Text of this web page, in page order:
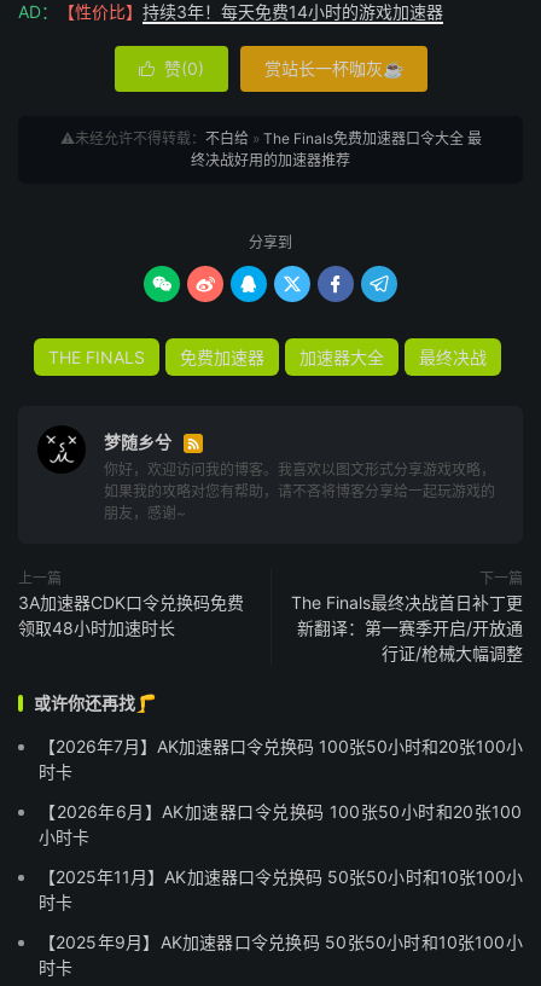
AD： 【性价比】 持续3年！每天免费14小时的游戏加速器
 赞(0) 赏站长一杯咖灰☕
⚠️未经允许不得转载： 不白给» The Finals免费加速器口令大全 最
终决战好用的加速器推荐
分享到
     
THE FINALS 免费加速器 加速器大全 最终决战
梦随乡兮 
你好，欢迎访问我的博客。我喜欢以图文形式分享游戏攻略，
如果我的攻略对您有帮助，请不吝将博客分享给一起玩游戏的
朋友，感谢~
上一篇
3A加速器CDK口令兑换码免费
领取48小时加速时长
下一篇
The Finals最终决战首日补丁更
新翻译：第一赛季开启/开放通
行证/枪械大幅调整
或许你还再找🦵
【2026年7月】AK加速器口令兑换码 100张50小时和20张100小
时卡
【2026年6月】AK加速器口令兑换码 100张50小时和20张100
小时卡
【2025年11月】AK加速器口令兑换码 50张50小时和10张100小
时卡
【2025年9月】AK加速器口令兑换码 50张50小时和10张100小
时卡